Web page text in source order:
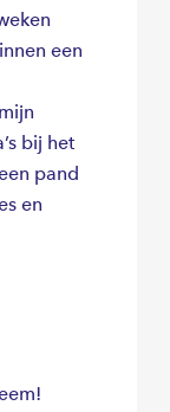
een
bij het
pand
en